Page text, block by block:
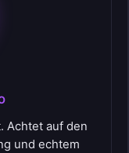
Achtet auf den
und echtem